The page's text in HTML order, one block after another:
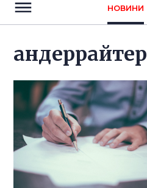
НОВИНИ
андеррайтер